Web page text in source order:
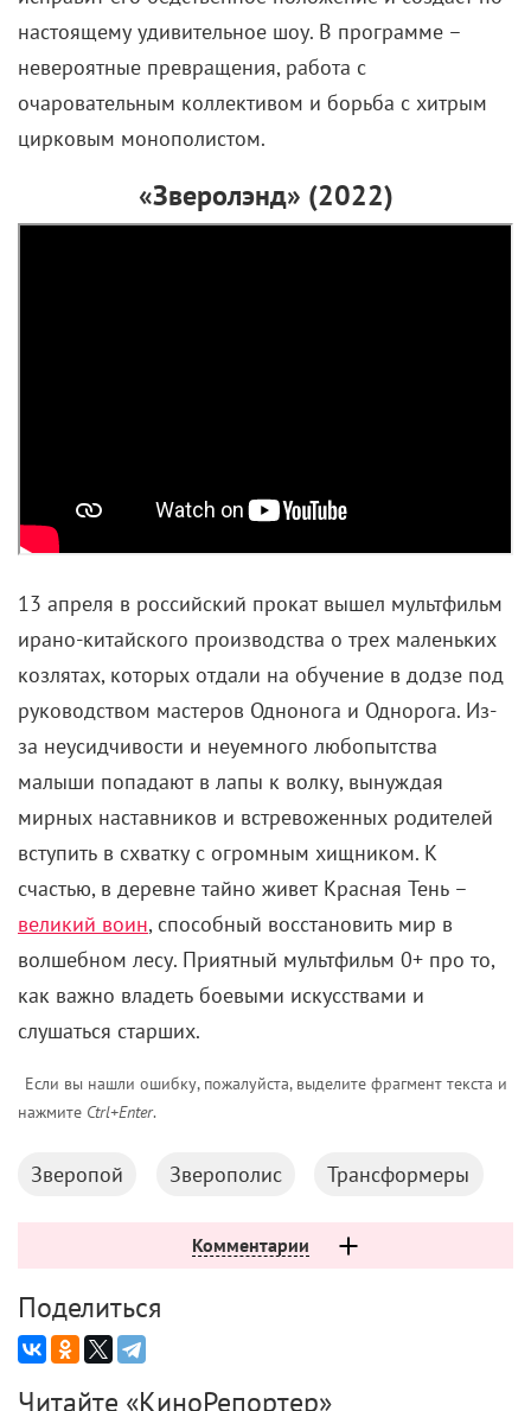
настоящему удивительное шоу. В программе –
невероятные превращения, работа с
очаровательным коллективом и борьба с хитрым
цирковым монополистом.
«Зверолэнд» (2022)
13 апреля в российский прокат вышел мультфильм
ирано-китайского производства о трех маленьких
козлятах, которых отдали на обучение в додзе под
руководством мастеров Однонога и Однорога. Из-
за неусидчивости и неуемного любопытства
малыши попадают в лапы к волку, вынуждая
мирных наставников и встревоженных родителей
вступить в схватку с огромным хищником. К
счастью, в деревне тайно живет Красная Тень –
великий воин, способный восстановить мир в
волшебном лесу. Приятный мультфильм 0+ про то,
как важно владеть боевыми искусствами и
слушаться старших.
Если вы нашли ошибку, пожалуйста, выделите фрагмент текста и
нажмите Ctrl+Enter.
Зверопой Зверополис Трансформеры
Комментарии
Поделиться
Читайте «КиноРепортер»